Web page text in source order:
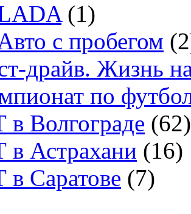
(1)
с пробегом
драйв. Жизнь
по
Волгограде (62)
Астрахани (16)
Саратове (7)